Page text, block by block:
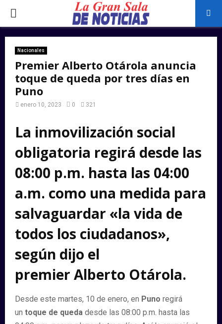
PRIMARY
MENU
Nacionales
Premier Alberto Otárola anuncia
toque de queda por tres días en
Puno
enero 10, 2023 0 321
La inmovilización social
obligatoria regirá desde las
08:00 p.m. hasta las 04:00
a.m. como una medida para
salvaguardar «la vida de
todos los ciudadanos»,
según dijo el
premier Alberto Otárola.
Desde este martes, 10 de enero, en Puno regirá
un toque de queda desde las 08:00 p.m. hasta las